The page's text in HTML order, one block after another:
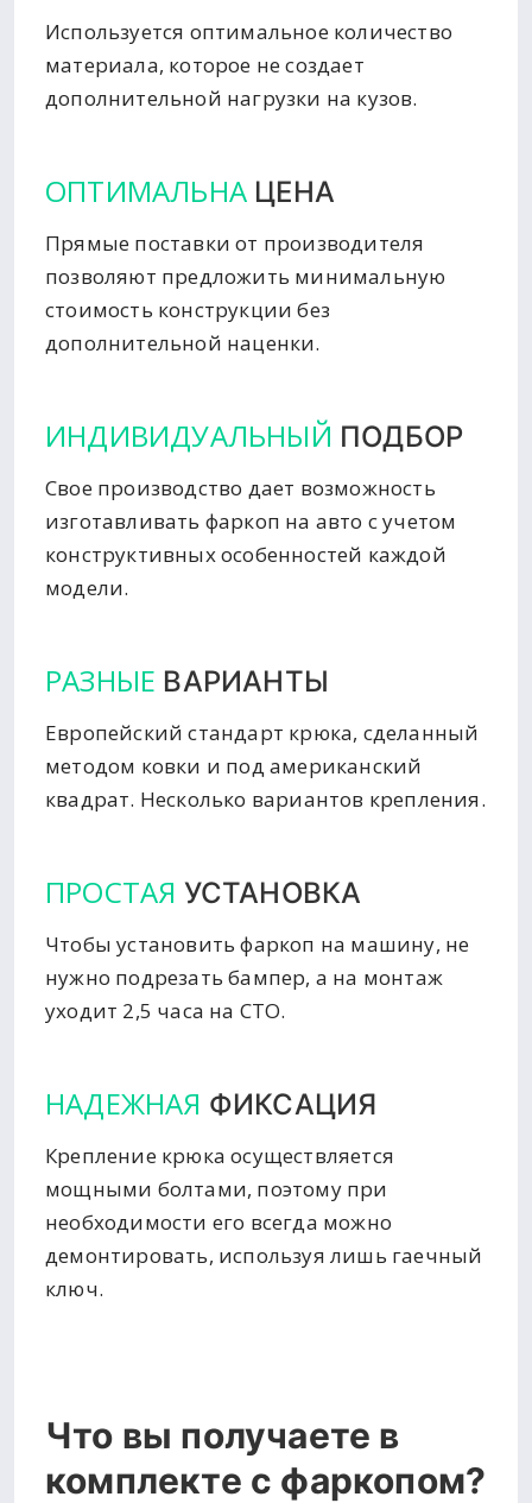
Используется оптимальное количество
материала, которое не создает
дополнительной нагрузки на кузов.
ОПТИМАЛЬНА ЦЕНА
Прямые поставки от производителя
позволяют предложить минимальную
стоимость конструкции без
дополнительной наценки.
ИНДИВИДУАЛЬНЫЙ ПОДБОР
Свое производство дает возможность
изготавливать фаркоп на авто с учетом
конструктивных особенностей каждой
модели.
РАЗНЫЕ ВАРИАНТЫ
Европейский стандарт крюка, сделанный
методом ковки и под американский
квадрат. Несколько вариантов крепления.
ПРОСТАЯ УСТАНОВКА
Чтобы установить фаркоп на машину, не
нужно подрезать бампер, а на монтаж
уходит 2,5 часа на СТО.
НАДЕЖНАЯ ФИКСАЦИЯ
Крепление крюка осуществляется
мощными болтами, поэтому при
необходимости его всегда можно
демонтировать, используя лишь гаечный
ключ.
Что вы получаете в
комплекте с фаркопом?